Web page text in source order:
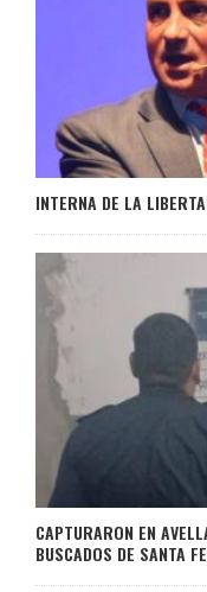
INTERNA DE LA
CAPTURARON EN
BUSCADOS DE SANTA FE